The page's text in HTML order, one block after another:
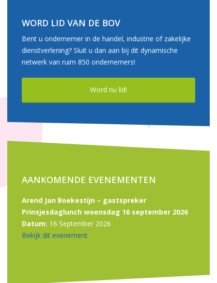
WORD LID VAN DE BOV
Bent u ondernemer in de handel, industrie of zakelijke
dienstverlening? Sluit u dan aan bij dit dynamische
netwerk van ruim 850 ondernemers!
Word nu lid!
AANKOMENDE EVENEMENTEN
Arend Jan Boekestijn – gastspreker
Prinsjesdaglunch woensdag 16 september 2026
Datum: 16 September 2026
Bekijk dit evenement